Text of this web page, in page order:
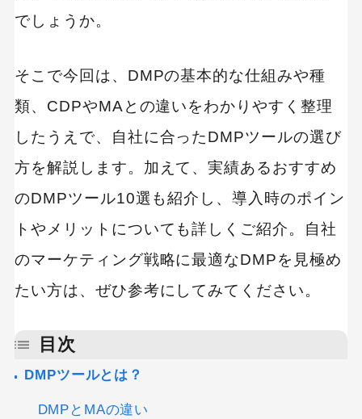
でしょうか。
そこで今回は、DMPの基本的な仕組みや種
類、CDPやMAとの違いをわかりやすく整理
したうえで、自社に合ったDMPツールの選び
方を解説します。加えて、実績あるおすすめ
のDMPツール10選も紹介し、導入時のポイン
トやメリットについても詳しくご紹介。自社
のマーケティング戦略に最適なDMPを見極め
たい方は、ぜひ参考にしてみてください。
目次
DMPツールとは？
DMPとMAの違い